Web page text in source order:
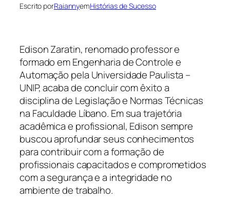
Escrito porRaiannyemHistórias de Sucesso
Edison Zaratin, renomado professor e
formado em Engenharia de Controle e
Automação pela Universidade Paulista –
UNIP, acaba de concluir com êxito a
disciplina de Legislação e Normas Técnicas
na Faculdade Líbano. Em sua trajetória
acadêmica e profissional, Edison sempre
buscou aprofundar seus conhecimentos
para contribuir com a formação de
profissionais capacitados e comprometidos
com a segurança e a integridade no
ambiente de trabalho.